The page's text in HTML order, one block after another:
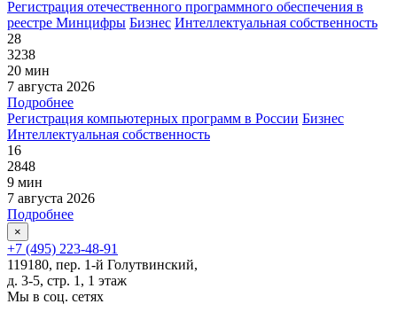
Регистрация отечественного программного обеспечения в
реестре Минцифры Бизнес Интеллектуальная собственность
28
3238
20 мин
7 августа 2026
Подробнее
Регистрация компьютерных программ в России Бизнес
Интеллектуальная собственность
16
2848
9 мин
7 августа 2026
Подробнее
×
+7 (495) 223-48-91
119180, пер. 1-й Голутвинский,
д. 3-5, стр. 1, 1 этаж
Мы в соц. сетях